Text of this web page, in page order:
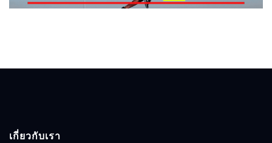
เกี่ยวกับเรา